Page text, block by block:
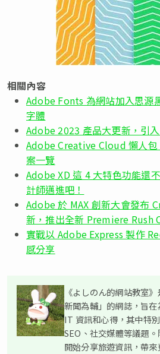
相關內容
Adobe Fonts 為網站加入思源
字體
Adobe 2023 產品大更新，引
Adobe Creative Cloud 懶人包
案一覽
Adobe XD 這 4 大特色功能還
計師邁進吧！
Adobe 於 MAX 創新大會發布
新，推出全新 Premiere Rush
實戰以 Adobe Express 製作
感分享
《よしのん的網站教室
新聞為輔」的網誌，旨
IT 資訊和心得，其中特
SEO、社交媒體等議題
開始分享旅遊資訊，帶來